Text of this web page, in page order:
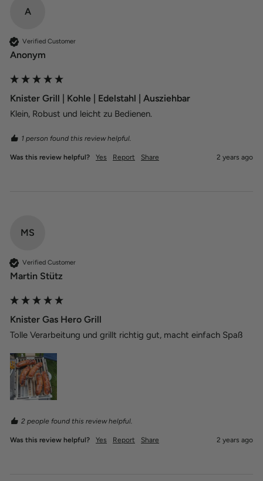
A
Verified Customer
Anonym
Knister Grill | Kohle | Edelstahl | Ausziehbar
Klein, Robust und leicht zu Bedienen.
1 person found this review helpful.
Was this review helpful? Yes Report Share 2 years ago
MS
Verified Customer
Martin Stütz
Knister Gas Hero Grill
Tolle Verarbeitung und grillt richtig gut, macht einfach Spaß
2 people found this review helpful.
Was this review helpful? Yes Report Share 2 years ago